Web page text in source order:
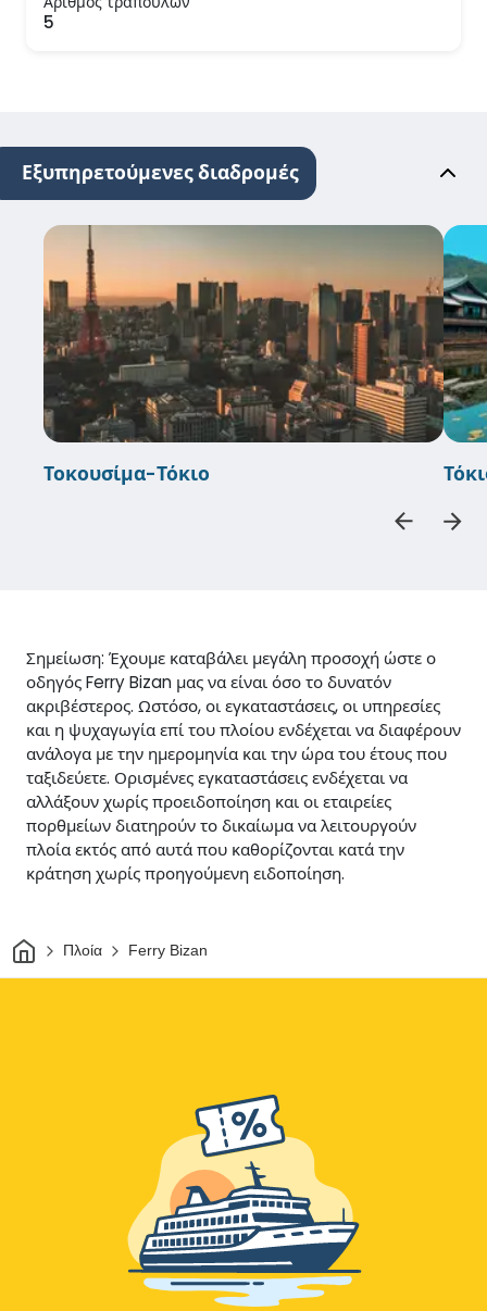
5
Εξυπηρετούμενες διαδρομές
Τοκουσίμα-Τόκιο
Σημείωση: Έχουμε καταβάλει μεγάλη προσοχή ώστε ο
οδηγός Ferry Bizan μας να είναι όσο το δυνατόν
ακριβέστερος. Ωστόσο, οι εγκαταστάσεις, οι υπηρεσίες
και η ψυχαγωγία επί του πλοίου ενδέχεται να διαφέρουν
ανάλογα με την ημερομηνία και την ώρα του έτους που
ταξιδεύετε. Ορισμένες εγκαταστάσεις ενδέχεται να
αλλάξουν χωρίς προειδοποίηση και οι εταιρείες
πορθμείων διατηρούν το δικαίωμα να λειτουργούν
πλοία εκτός από αυτά που καθορίζονται κατά την
κράτηση χωρίς προηγούμενη ειδοποίηση.
ΣπίτιΠλοία Ferry Bizan